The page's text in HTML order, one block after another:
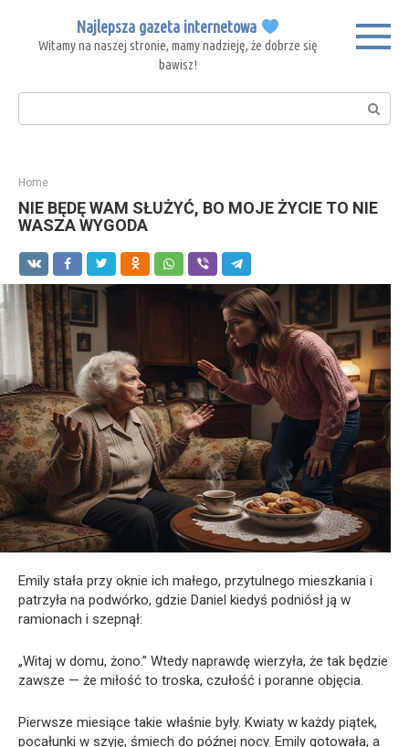
content
Najlepsza gazeta internetowa
Witamy na naszej stronie, mamy nadzieję, że dobrze się
bawisz!
Search:
Home
NIE BĘDĘ WAM SŁUŻYĆ, BO MOJE ŻYCIE TO NIE
WASZA WYGODA
Emily stała przy oknie ich małego, przytulnego mieszkania i
patrzyła na podwórko, gdzie Daniel kiedyś podniósł ją w
ramionach i szepnął:
„Witaj w domu, żono.” Wtedy naprawdę wierzyła, że tak będzie
zawsze — że miłość to troska, czułość i poranne objęcia.
Pierwsze miesiące takie właśnie były. Kwiaty w każdy piątek,
pocałunki w szyję, śmiech do późnej nocy. Emily gotowała, a